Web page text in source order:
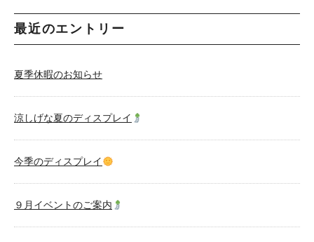
最近のエントリー
夏季休暇のお知らせ
涼しげな夏のディスプレイ
今季のディスプレイ
９月イベントのご案内